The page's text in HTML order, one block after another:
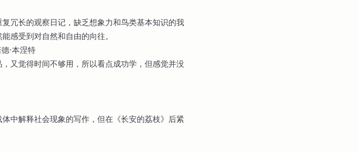
冗长的观察日记，缺乏想象力和鸟类基本知识的我
感受到对自然和自由的向往。
·本涅特
又觉得时间不够用，所以看点成功学，但感觉并没
中解释社会现象的写作，但在《长安的荔枝》后紧